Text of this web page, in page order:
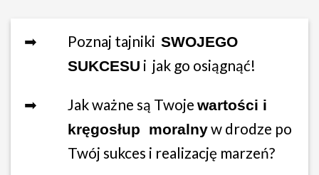
➡ Poznaj tajniki SWOJEGO
SUKCESU i jak go osiągnąć!
➡ Jak ważne są Twoje wartości i
kręgosłup moralnyw drodze po
Twój sukces i realizację marzeń?